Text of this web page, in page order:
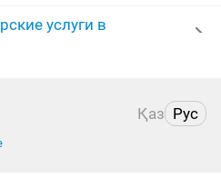
услуги в
услуги в Актобе
Қаз Рус